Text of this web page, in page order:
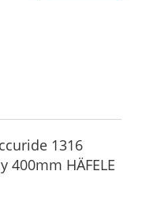
1316
400mm HÄFELE